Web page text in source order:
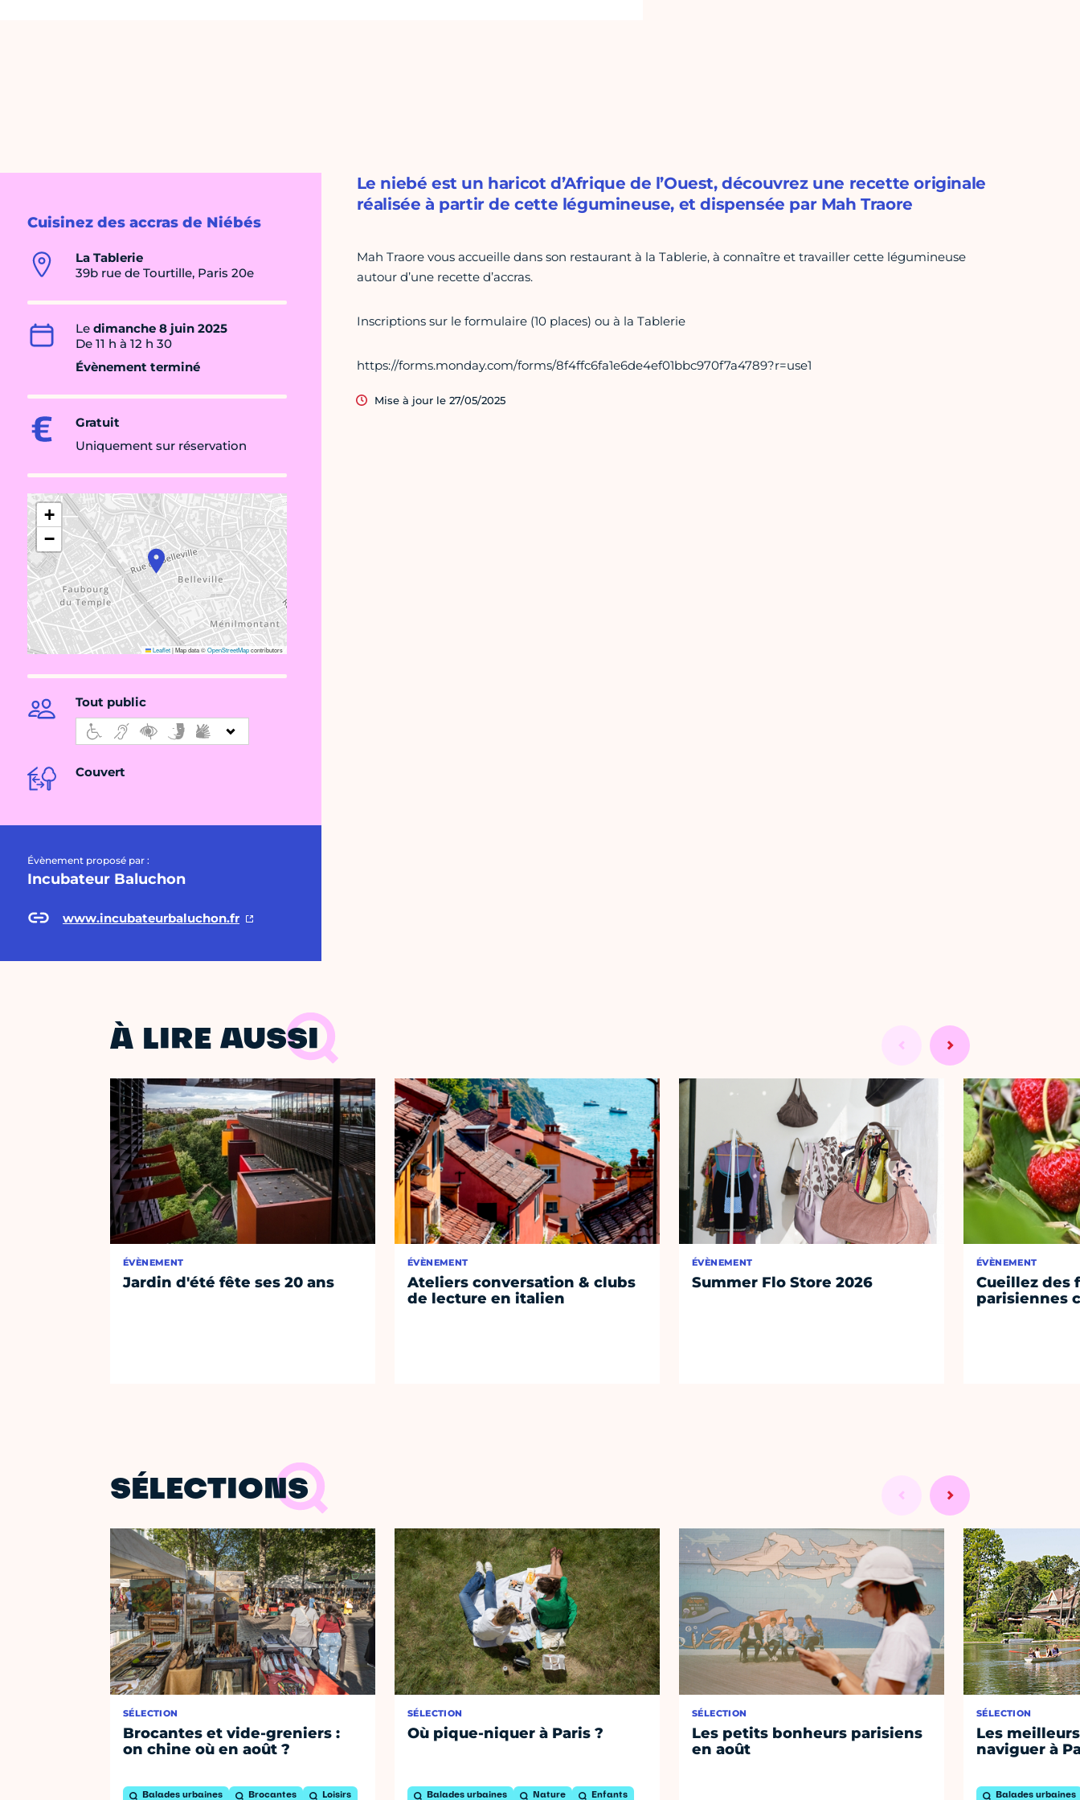
Cuisinez des accras de Niébés
La Tablerie
39b rue de Tourtille, Paris 20e
Le dimanche 8 juin 2025
De 11 h à 12 h 30
Évènement terminé
Gratuit
Uniquement sur réservation
+
−
Leaflet|Map data ©OpenStreetMapcontributors
Tout public
Couvert
Évènement proposé par :
Incubateur Baluchon
www.incubateurbaluchon.fr
Le niebé est un haricot d’Afrique de l’Ouest, découvrez une recette originale
réalisée à partir de cette légumineuse, et dispensée par Mah Traore
Mah Traore vous accueille dans son restaurant à la Tablerie, à connaître et travailler cette légumineuse
autour d’une recette d’accras.
Inscriptions sur le formulaire (10 places) ou à la Tablerie
https://forms.monday.com/forms/8f4ffc6fa1e6de4ef01bbc970f7a4789?r=use1
Mise à jour le 27/05/2025
À LIRE AUSSI
ÉVÈNEMENT
Jardin d'été fête ses 20 ans
ÉVÈNEMENT
Ateliers conversation & clubs
de lecture en italien
ÉVÈNEMENT
Summer Flo Store 2026
ÉVÈNEMENT
Cueillez des
parisiennes
SÉLECTIONS
SÉLECTION
Brocantes et vide-greniers :
on chine où en août ?
Balades urbaines Brocantes Loisirs
SÉLECTION
Où pique-niquer à Paris ?
Balades urbaines Nature Enfants
SÉLECTION
Les petits bonheurs parisiens
en août
SÉLECTION
Les
naviguer à
Balades urbaines